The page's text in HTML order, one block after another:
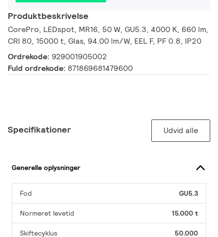
Produktbeskrivelse
CorePro, LEDspot, MR16, 50 W, GU5.3, 4000 K, 660 lm,
CRI 80, 15000 t, Glas, 94.00 lm/W, EEL F, PF 0.8, IP20
Ordrekode: 929001905002
Fuld ordrekode: 871869681479600
Specifikationer Udvid alle
Generelle oplysninger
Fod GU5.3
Normeret levetid 15.000 t
Skiftecyklus 50.000